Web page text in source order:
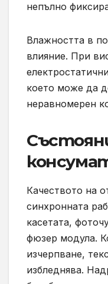
непълно
Влажността в
влияние. При
което може да
неравномерен
Качеството на
синхронната
касетата,
фюзер модула.
изчерпване,
избледнява.